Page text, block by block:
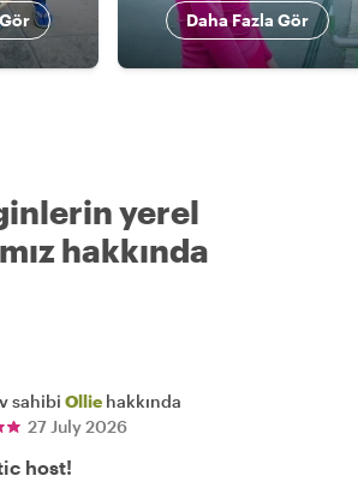
Daha Fazla Gör
yerel
hakkında
sahibi Ollie hakkında
27 July 2026
host!